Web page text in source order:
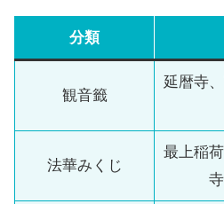
分類
観音籤
延暦寺
法華みくじ
最上稲